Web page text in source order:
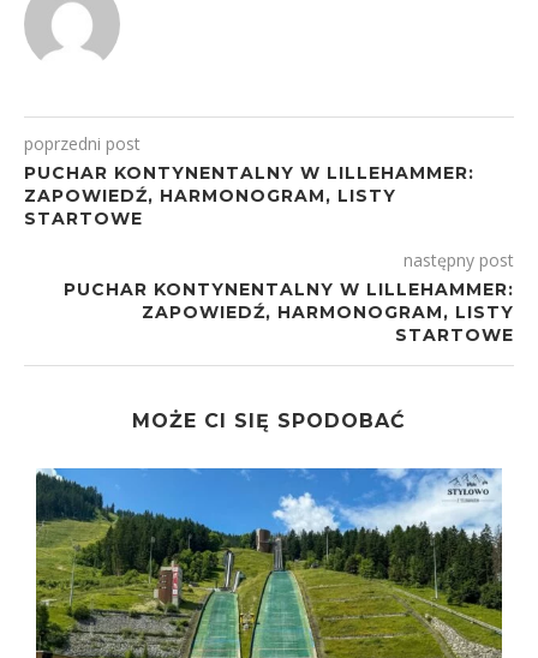
poprzedni post
PUCHAR KONTYNENTALNY W LILLEHAMMER:
ZAPOWIEDŹ, HARMONOGRAM, LISTY
STARTOWE
następny post
PUCHAR KONTYNENTALNY W LILLEHAMMER:
ZAPOWIEDŹ, HARMONOGRAM, LISTY
STARTOWE
MOŻE CI SIĘ SPODOBAĆ